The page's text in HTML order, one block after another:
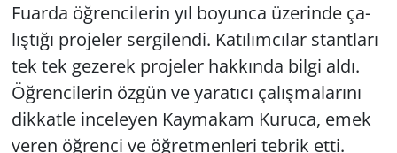
Fu­ar­da öğ­ren­ci­le­rin yıl bo­yun­ca üze­rin­de ça­
lış­tı­ğı pro­je­ler ser­gi­len­di. Ka­tı­lım­cı­lar stant­la­rı
tek tek ge­ze­rek pro­je­ler hak­kın­da bilgi aldı.
Öğ­ren­ci­le­rin özgün ve ya­ra­tı­cı ça­lış­ma­la­rı­nı
dik­kat­le in­ce­le­yen Kay­ma­kam Ku­ru­ca, emek
veren öğ­ren­ci ve öğ­ret­men­le­ri teb­rik etti.